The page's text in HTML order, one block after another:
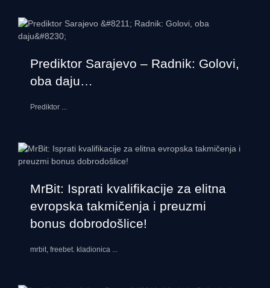
Prediktor Sarajevo – Radnik: Golovi,
oba daju…
Prediktor ...
MrBit: Isprati kvalifikacije za elitna
evropska takmičenja i preuzmi
bonus dobrodošlice!
mrbit, freebet. kladionica ...